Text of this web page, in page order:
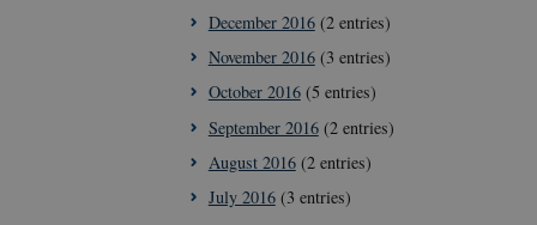
December 2016(2 entries)
November 2016(3 entries)
October 2016(5 entries)
September 2016(2 entries)
August 2016(2 entries)
July 2016(3 entries)